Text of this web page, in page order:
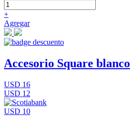
+
Agregar
Accesorio Square blanco
USD 16
USD 12
USD 10